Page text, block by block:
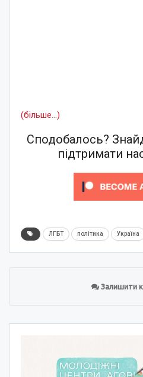
(більше…)
Сподобалось?
підтримати
ЛГБТ політика Україна
Залишити